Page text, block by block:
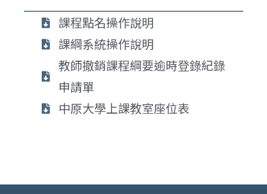
課程點名操作說明
課綱系統操作說明
教師撤銷課程綱要逾時登錄紀錄
申請單
中原大學上課教室座位表